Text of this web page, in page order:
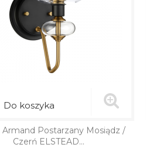
Do koszyka
Armand Postarzany Mosiądz /
Czerń ELSTEAD...